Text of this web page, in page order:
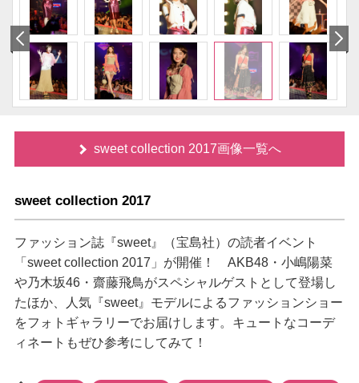
sweet collection 2017画像一覧へ
sweet collection 2017
ファッション誌『sweet』（宝島社）の読者イベント
「sweet collection 2017」が開催！ AKB48・小嶋陽菜
乃木坂46・齋藤飛鳥がスペシャルゲストとして登場し
たほか、人気『sweet』モデルによるファッションショー
をフォトギャラリーでお届けします。キュートなコーデ
ィネートもぜひ参考にしてみて！